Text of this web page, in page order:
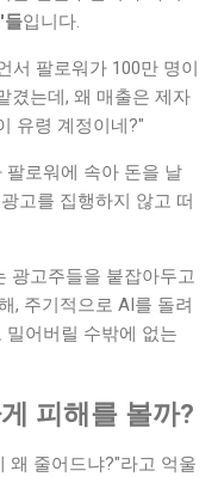
들입니다.
서 팔로워가 100만 명이
겼는데, 왜 매출은 제자
유령 계정이네?"
팔로워에 속아 돈을 날
고를 집행하지 않고 떠
광고주들을 붙잡아두고
, 주기적으로 AI를 돌려
어버릴 수밖에 없는
피해를 볼까?
왜 줄어드냐?"라고 억울